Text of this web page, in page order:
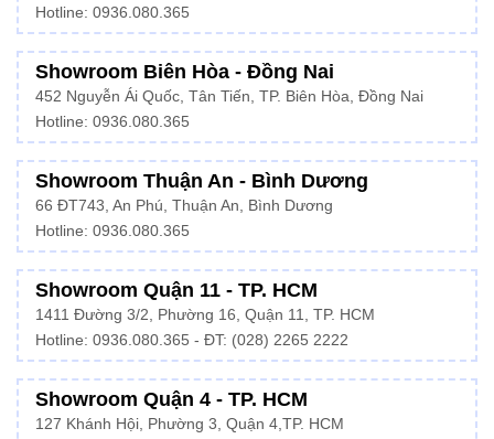
Hotline: 0936.080.365
Showroom Biên Hòa - Đồng Nai
452 Nguyễn Ái Quốc, Tân Tiến, TP. Biên Hòa, Đồng Nai
Hotline: 0936.080.365
Showroom Thuận An - Bình Dương
66 ĐT743, An Phú, Thuận An, Bình Dương
Hotline: 0936.080.365
Showroom Quận 11 - TP. HCM
1411 Đường 3/2, Phường 16, Quận 11, TP. HCM
Hotline: 0936.080.365 - ĐT: (028) 2265 2222
Showroom Quận 4 - TP. HCM
127 Khánh Hội, Phường 3, Quận 4,TP. HCM